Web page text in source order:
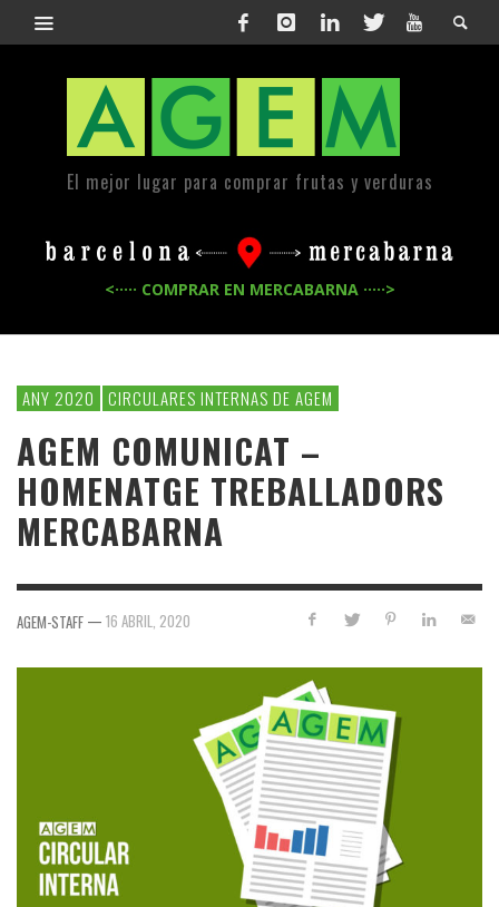
El mejor lugar para comprar frutas y verduras
<····· COMPRAR EN MERCABARNA ·····>
ANY 2020 CIRCULARES INTERNAS DE AGEM
AGEM COMUNICAT –
HOMENATGE TREBALLADORS
MERCABARNA
AGEM-STAFF — 16 ABRIL, 2020